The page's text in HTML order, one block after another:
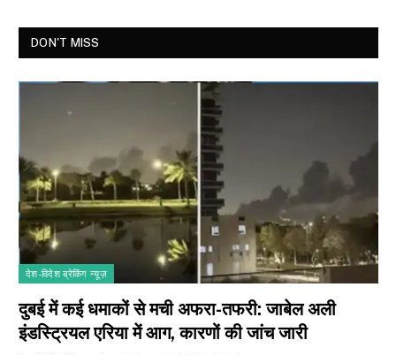
DON'T MISS
देश-विदेश ब्रेकिंग न्यूज़
दुबई में कई धमाकों से मची अफरा-तफरी: जाबेल अली
इंडस्ट्रियल एरिया में आग, कारणों की जांच जारी